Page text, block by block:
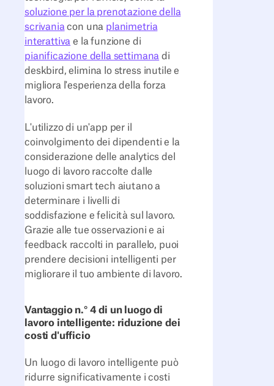
soluzione per la prenotazione della
scrivaniacon una planimetria
interattiva e la funzione di
pianificazione della settimana di
deskbird, elimina lo stress inutile e
migliora l'esperienza della forza
lavoro.
L'utilizzo di un'app per il
coinvolgimento dei dipendenti e la
considerazione delle analytics del
luogo di lavoro raccolte dalle
soluzioni smart tech aiutano a
determinare i livelli di
soddisfazione e felicità sul lavoro.
Grazie alle tue osservazioni e ai
feedback raccolti in parallelo, puoi
prendere decisioni intelligenti per
migliorare il tuo ambiente di lavoro.
Vantaggio n.° 4 di un luogo di
lavoro intelligente: riduzione dei
costi d'ufficio
Un luogo di lavoro intelligente può
ridurre significativamente i costi